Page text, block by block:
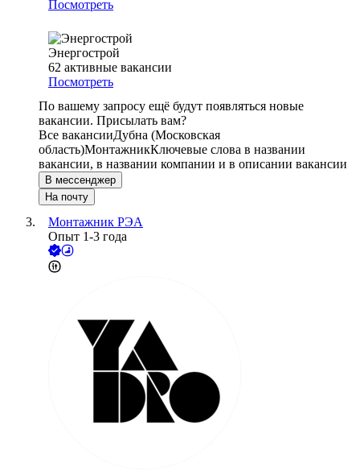
Посмотреть
Энергострой
62 активные вакансии
Посмотреть
По вашему запросу ещё будут появляться новые
вакансии. Присылать вам?
Все вакансииДубна (Московская
область)МонтажникКлючевые слова в названии
вакансии, в названии компании и в описании вакансии
В мессенджер
На почту
Монтажник РЭА
Опыт 1-3 года